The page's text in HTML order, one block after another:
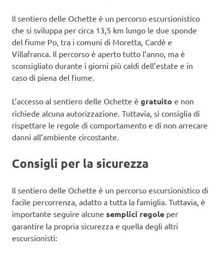
Il sentiero delle Ochette è un percorso escursionistico
che si sviluppa per circa 13,5 km lungo le due sponde
del fiume Po, tra i comuni di Moretta, Cardè e
Villafranca. Il percorso è aperto tutto l’anno, ma è
sconsigliato durante i giorni più caldi dell’estate e in
caso di piena del fiume.
L’accesso al sentiero delle Ochette è gratuito e non
richiede alcuna autorizzazione. Tuttavia, si consiglia di
rispettare le regole di comportamento e di non arrecare
danni all’ambiente circostante.
Consigli per la sicurezza
Il sentiero delle Ochette è un percorso escursionistico di
facile percorrenza, adatto a tutta la famiglia. Tuttavia, è
importante seguire alcune semplici regole per
garantire la propria sicurezza e quella degli altri
escursionisti: